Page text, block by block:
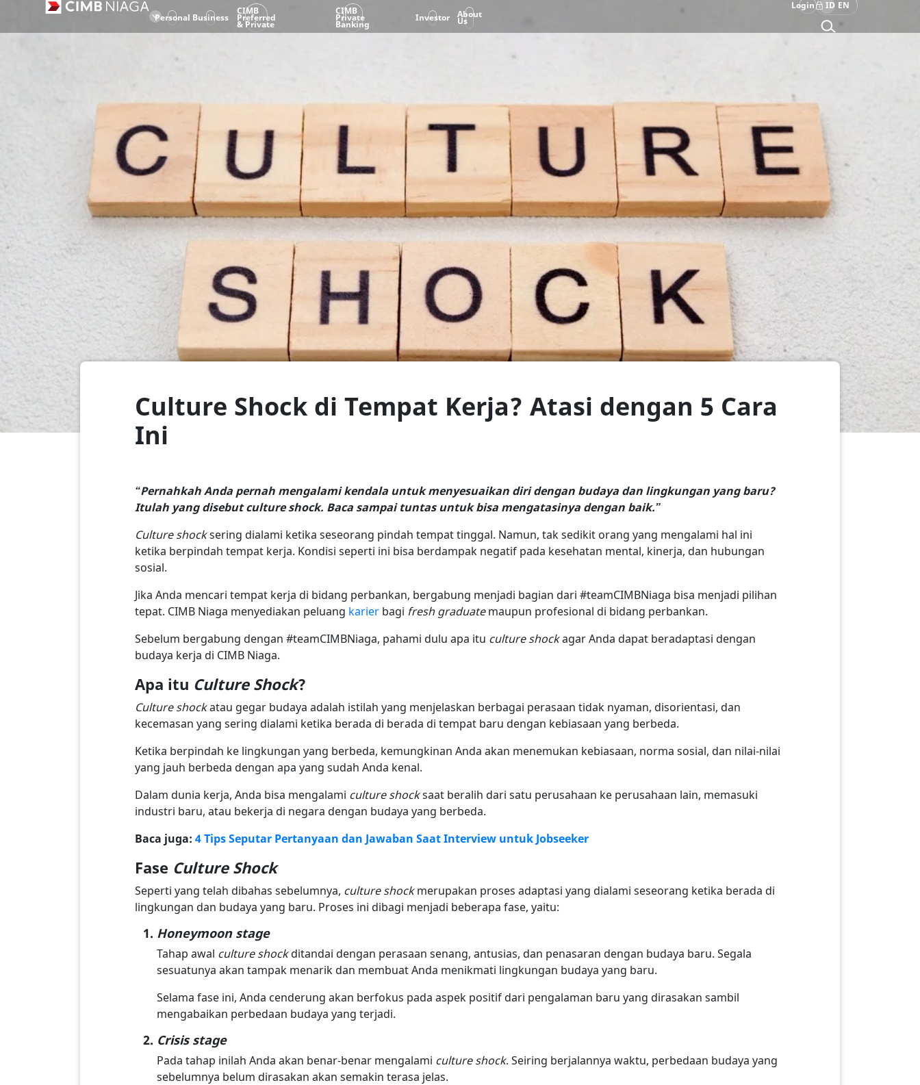
Personal Business
CIMB
Preferred
& Private
CIMB
Private
Banking
Investor About
Us
Login ID EN
Culture Shock di Tempat Kerja? Atasi dengan 5 Cara
Ini
“Pernahkah Anda pernah mengalami kendala untuk menyesuaikan diri dengan budaya dan lingkungan yang baru?
Itulah yang disebut culture shock. Baca sampai tuntas untuk bisa mengatasinya dengan baik.”
Culture shocksering dialami ketika seseorang pindah tempat tinggal. Namun, tak sedikit orang yang mengalami hal ini
ketika berpindah tempat kerja. Kondisi seperti ini bisa berdampak negatif pada kesehatan mental, kinerja, dan hubungan
sosial.
Jika Anda mencari tempat kerja di bidang perbankan, bergabung menjadi bagian dari #teamCIMBNiaga bisa menjadi pilihan
tepat. CIMB Niaga menyediakan peluang karier bagi fresh graduatemaupun profesional di bidang perbankan.
Sebelum bergabung dengan #teamCIMBNiaga, pahami dulu apa itu culture shockagar Anda dapat beradaptasi dengan
budaya kerja di CIMB Niaga.
Apa itu Culture Shock?
Culture shockatau gegar budaya adalah istilah yang menjelaskan berbagai perasaan tidak nyaman, disorientasi, dan
kecemasan yang sering dialami ketika berada di berada di tempat baru dengan kebiasaan yang berbeda.
Ketika berpindah ke lingkungan yang berbeda, kemungkinan Anda akan menemukan kebiasaan, norma sosial, dan nilai-nilai
yang jauh berbeda dengan apa yang sudah Anda kenal.
Dalam dunia kerja, Anda bisa mengalami culture shocksaat beralih dari satu perusahaan ke perusahaan lain, memasuki
industri baru, atau bekerja di negara dengan budaya yang berbeda.
Baca juga: 4 Tips Seputar Pertanyaan dan Jawaban Saat Interview untuk Jobseeker
Fase Culture Shock
Seperti yang telah dibahas sebelumnya, culture shockmerupakan proses adaptasi yang dialami seseorang ketika berada di
lingkungan dan budaya yang baru. Proses ini dibagi menjadi beberapa fase, yaitu:
Honeymoon stage
Tahap awal culture shockditandai dengan perasaan senang, antusias, dan penasaran dengan budaya baru. Segala
sesuatunya akan tampak menarik dan membuat Anda menikmati lingkungan budaya yang baru.
Selama fase ini, Anda cenderung akan berfokus pada aspek positif dari pengalaman baru yang dirasakan sambil
mengabaikan perbedaan budaya yang terjadi.
Crisis stage
Pada tahap inilah Anda akan benar-benar mengalami culture shock. Seiring berjalannya waktu, perbedaan budaya yang
sebelumnya belum dirasakan akan semakin terasa jelas.